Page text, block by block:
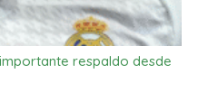
respaldo desde